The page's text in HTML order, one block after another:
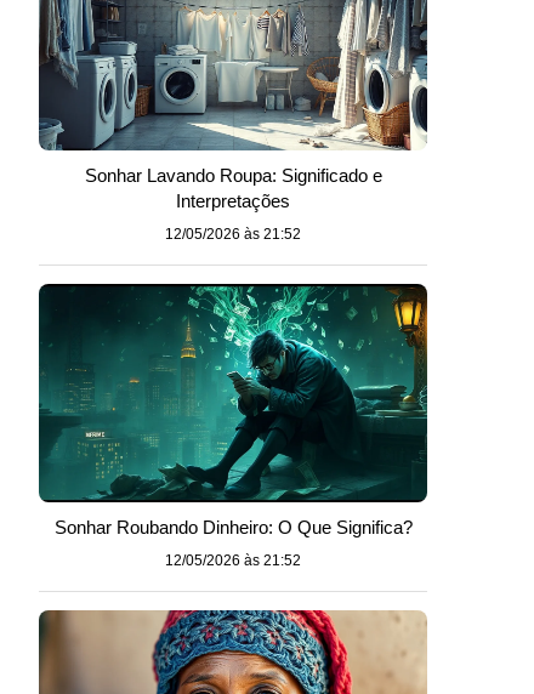
Sonhar Lavando Roupa: Significado e
Interpretações
12/05/2026 às 21:52
Sonhar Roubando Dinheiro: O Que Significa?
12/05/2026 às 21:52